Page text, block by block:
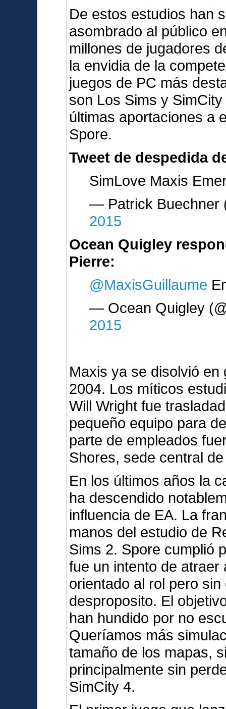
De estos estudios han
asombrado al público
millones de jugadores
la envidia de la
juegos de PC más
son Los Sims y
últimas aportaciones a
Spore.
Tweet de despedida
SimLove Maxis
— Patrick Buechner
2015
Ocean Quigley
Pierre:
@MaxisGuillaume
— Ocean Quigley
2015
Maxis ya se disolvió
2004. Los míticos
Will Wright fue
pequeño equipo para
parte de empleados
Shores, sede central
En los últimos años la
ha descendido
influencia de EA. La
manos del estudio de
Sims 2. Spore cumplió
fue un intento de
orientado al rol pero
desproposito. El
han hundido por no
Queríamos más
tamaño de los mapas,
principalmente sin
SimCity 4.